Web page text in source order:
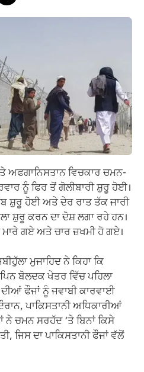
ਅਫਗਾਨਿਸਤਾਨ ਵਿਚਕਾਰ ਚਮਨ-
ਨੂੰ ਫਿਰ ਤੋਂ ਗੋਲੀਬਾਰੀ ਸ਼ੁਰੂ ਹੋਈ।
ਸ਼ੁਰੂ ਹੋਈ ਅਤੇ ਦੇਰ ਰਾਤ ਤੱਕ ਜਾਰੀ
ਸ਼ੁਰੂ ਕਰਨ ਦਾ ਦੋਸ਼ ਲਗਾ ਰਹੇ ਹਨ।
ਮਾਰੇ ਗਏ ਅਤੇ ਚਾਰ ਜ਼ਖਮੀ ਹੋ ਗਏ।
ਮੁਜਾਹਿਦ ਨੇ ਕਿਹਾ ਕਿ
ਬੋਲਦਕ ਖੇਤਰ ਵਿੱਚ ਪਹਿਲਾ
ਦੀਆਂ ਫੌਜਾਂ ਨੂੰ ਜਵਾਬੀ ਕਾਰਵਾਈ
ਪਾਕਿਸਤਾਨੀ ਅਧਿਕਾਰੀਆਂ
ਨੇ ਚਮਨ ਸਰਹੱਦ ‘ਤੇ ਬਿਨਾਂ ਕਿਸੇ
ਜਿਸ ਦਾ ਪਾਕਿਸਤਾਨੀ ਫੌਜਾਂ ਵੱਲੋਂ